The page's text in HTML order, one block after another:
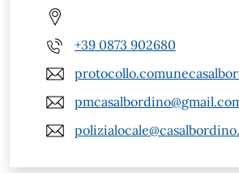
+39 0873 902680